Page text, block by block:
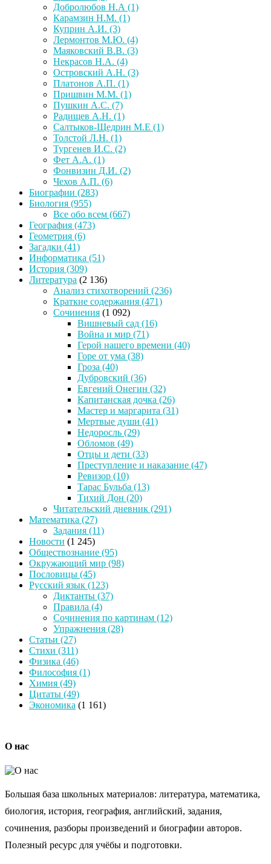
Добролюбов Н.А (1)
Карамзин Н.М. (1)
Куприн А.И. (3)
Лермонтов М.Ю. (4)
Маяковский В.В. (3)
Некрасов Н.А. (4)
Островский А.Н. (3)
Платонов А.П. (1)
Пришвин М.М. (1)
Пушкин А.С. (7)
Радищев А.Н. (1)
Салтыков-Щедрин М.Е (1)
Толстой Л.Н. (1)
Тургенев И.С. (2)
Фет А.А. (1)
Фонвизин Д.И. (2)
Чехов А.П. (6)
Биографии (283)
Биология (955)
Все обо всем (667)
География (473)
Геометрия (6)
Загадки (41)
Информатика (51)
История (309)
Литература (2 136)
Анализ стихотворений (236)
Краткие содержания (471)
Сочинения (1 092)
Вишневый сад (16)
Война и мир (71)
Герой нашего времени (40)
Горе от ума (38)
Гроза (40)
Дубровский (36)
Евгений Онегин (32)
Капитанская дочка (26)
Мастер и маргарита (31)
Мертвые души (41)
Недоросль (29)
Обломов (49)
Отцы и дети (33)
Преступление и наказание (47)
Ревизор (10)
Тарас Бульба (13)
Тихий Дон (20)
Читательский дневник (291)
Математика (27)
Задания (11)
Новости (1 245)
Обществознание (95)
Окружающий мир (98)
Пословицы (45)
Русский язык (123)
Диктанты (37)
Правила (4)
Сочинения по картинам (12)
Упражнения (28)
Статьи (27)
Стихи (311)
Физика (46)
Философия (1)
Химия (49)
Цитаты (49)
Экономика (1 161)
О нас
Большая база школьных материалов: литература, математика,
биология, история, география, английский, задания,
сочинения, разборы произведений и биографии авторов.
Полезный ресурс для учёбы и подготовки.